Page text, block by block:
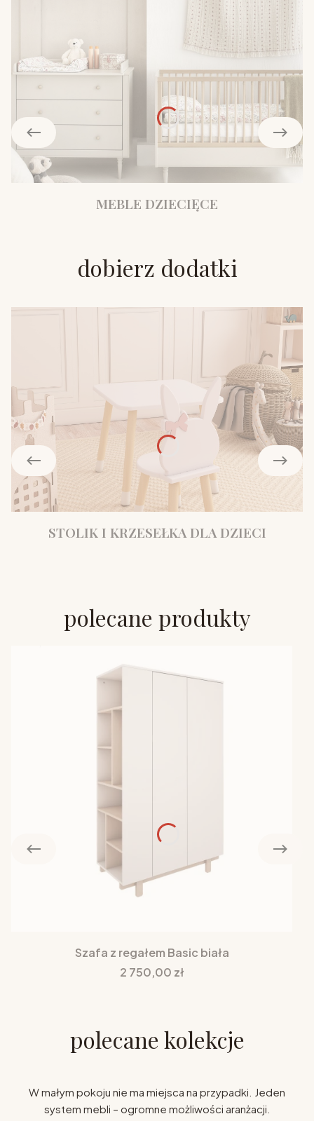
MEBLE DZIECIĘCE
dobierz dodatki
STOLIK I KRZESEŁKA DLA DZIECI
polecane produkty
Szafa z regałem Basic biała
Cena
2 750,00 zł
polecane kolekcje
W małym pokoju nie ma miejsca na przypadki. Jeden
system mebli – ogromne możliwości aranżacji.